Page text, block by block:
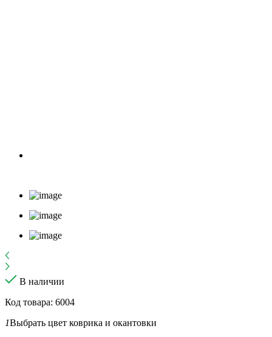
В наличии
Код товара: 6004
1Выбрать цвет коврика и окантовки